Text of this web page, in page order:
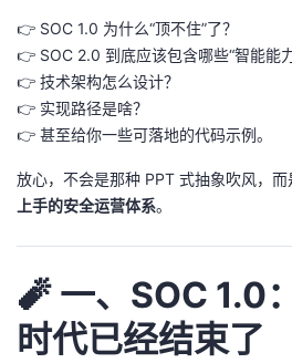
藏
👉 SOC 1.0 为什么“顶不住”了？
👉 SOC 2.0 到底应该包含哪些“智能能力
👉 技术架构怎么设计？
👉 实现路径是啥？
👉 甚至给你一些可落地的代码示例。
放心，不会是那种 PPT 式抽象吹风，而
上手的安全运营体系。
🧨 一、SOC 1.0
时代已经结束了